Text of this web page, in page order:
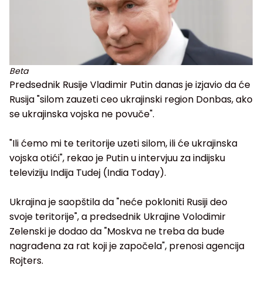
Beta
Predsednik Rusije Vladimir Putin danas je izjavio da će
Rusija "silom zauzeti ceo ukrajinski region Donbas, ako
se ukrajinska vojska ne povuče".
"Ili ćemo mi te teritorije uzeti silom, ili će ukrajinska
vojska otići", rekao je Putin u intervjuu za indijsku
televiziju Indija Tudej (India Today).
Ukrajina je saopštila da "neće pokloniti Rusiji deo
svoje teritorije", a predsednik Ukrajine Volodimir
Zelenski je dodao da "Moskva ne treba da bude
nagrađena za rat koji je započela", prenosi agencija
Rojters.